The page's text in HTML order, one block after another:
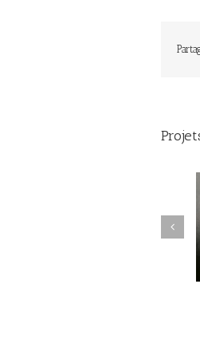
Réseau Lux # 1 / Itinéraires
des Photographes Voyageurs